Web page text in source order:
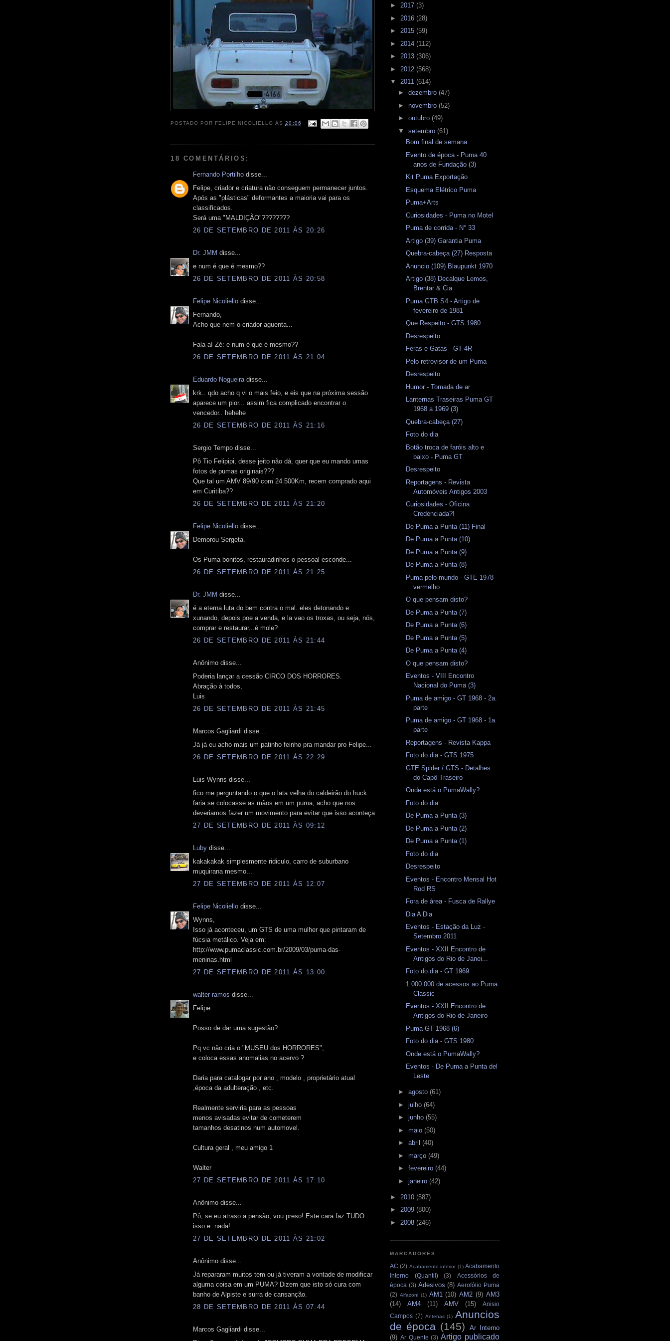
POSTADO POR FELIPE NICOLIELLO ÀS20:06
18 COMENTÁRIOS:
Fernando Portilho disse...
Felipe, criador e criatura não conseguem permanecer juntos.
Após as "plásticas" deformantes a maioria vai para os
classificados.
Será uma "MALDIÇÃO"????????
26 DE SETEMBRO DE 2011 ÀS 20:26
Dr. JMM disse...
e num é que é mesmo??
26 DE SETEMBRO DE 2011 ÀS 20:58
Felipe Nicoliello disse...
Fernando,
Acho que nem o criador aguenta...
Fala aí Zé: e num é que é mesmo??
26 DE SETEMBRO DE 2011 ÀS 21:04
Eduardo Nogueiradisse...
krk.. qdo acho q vi o mais feio, e eis que na próxima sessão
aparece um pior... assim fica complicado encontrar o
vencedor.. hehehe
26 DE SETEMBRO DE 2011 ÀS 21:16
Sergio Tempo disse...
Pô Tio Felipipi, desse jeito não dá, quer que eu mando umas
fotos de pumas originais???
Que tal um AMV 89/90 com 24.500Km, recem comprado aqui
em Curitiba??
26 DE SETEMBRO DE 2011 ÀS 21:20
Felipe Nicoliello disse...
Demorou Sergeta.
Os Puma bonitos, restauradinhos o pessoal esconde...
26 DE SETEMBRO DE 2011 ÀS 21:25
Dr. JMM disse...
é a eterna luta do bem contra o mal. eles detonando e
xunando, depois poe a venda, e la vao os troxas, ou seja, nós,
comprar e restaurar...é mole?
26 DE SETEMBRO DE 2011 ÀS 21:44
Anônimo disse...
Poderia lançar a cessão CIRCO DOS HORRORES.
Abração à todos,
Luis
26 DE SETEMBRO DE 2011 ÀS 21:45
Marcos Gagliardi disse...
Já já eu acho mais um patinho feinho pra mandar pro Felipe...
26 DE SETEMBRO DE 2011 ÀS 22:29
Luis Wynns disse...
fico me perguntando o que o lata velha do caldeirão do huck
faria se colocasse as mãos em um puma, acho que nos
deveriamos fazer um movimento para evitar que isso aconteça
27 DE SETEMBRO DE 2011 ÀS 09:12
Luby disse...
kakakakak simplesmente ridiculo, carro de suburbano
muquirana mesmo...
27 DE SETEMBRO DE 2011 ÀS 12:07
Felipe Nicoliello disse...
Wynns,
Isso já aconteceu, um GTS de uma mulher que pintaram de
fúcsia metálico. Veja em:
http://www.pumaclassic.com.br/2009/03/puma-das-
meninas.html
27 DE SETEMBRO DE 2011 ÀS 13:00
walter ramos disse...
Felipe :
Posso de dar uma sugestão?
Pq vc não cria o "MUSEU dos HORRORES",
e coloca essas anomalias no acervo ?
Daria para catalogar por ano , modelo , proprietário atual
,época da adulteração , etc.
Realmente serviria para as pessoas
menos avisadas evitar de cometerem
tamanhos desatinos num automovel.
Cultura geral , meu amigo 1
Walter
27 DE SETEMBRO DE 2011 ÀS 17:10
Anônimo disse...
Pô, se eu atraso a pensão, vou preso! Este cara faz TUDO
isso e..nada!
27 DE SETEMBRO DE 2011 ÀS 21:02
Anônimo disse...
Já repararam muitos tem ou já tiveram a vontade de modificar
alguma coisa em um PUMA? Dizem que isto só cura com
banho de Alpiste e surra de cansanção.
28 DE SETEMBRO DE 2011 ÀS 07:44
Marcos Gagliardi disse...
► 2017 (3)
► 2016 (28)
► 2015 (59)
► 2014 (112)
► 2013 (306)
► 2012 (568)
▼ 2011 (614)
► dezembro (47)
► novembro (52)
► outubro (49)
▼ setembro (61)
Bom final de semana
Evento de época - Puma 40
anos de Fundação (3)
Kit Puma Exportação
Esquema Elétrico Puma
Puma+Arts
Curiosidades - Puma no Motel
Puma de corrida - N° 33
Artigo (39) Garantia Puma
Quebra-cabeça (27) Resposta
Anuncio (109) Blaupunkt 1970
Artigo (38) Decalque Lemos,
Brentar & Cia
Puma GTB S4 - Artigo de
fevereiro de 1981
Que Respeito - GTS 1980
Desrespeito
Feras e Gatas - GT 4R
Pelo retrovisor de um Puma
Desrespeito
Humor - Tomada de ar
Lanternas Traseiras Puma GT
1968 a 1969 (3)
Quebra-cabeça (27)
Foto do dia
Botão troca de faróis alto e
baixo - Puma GT
Desrespeito
Reportagens - Revista
Automóveis Antigos 2003
Curiosidades - Oficina
Credenciada?!
De Puma a Punta (11) Final
De Puma a Punta (10)
De Puma a Punta (9)
De Puma a Punta (8)
Puma pelo mundo - GTE 1978
vermelho
O que pensam disto?
De Puma a Punta (7)
De Puma a Punta (6)
De Puma a Punta (5)
De Puma a Punta (4)
O que pensam disto?
Eventos - VIII Encontro
Nacional do Puma (3)
Puma de amigo - GT 1968 - 2a.
parte
Puma de amigo - GT 1968 - 1a.
parte
Reportagens - Revista Kappa
Foto do dia - GTS 1975
GTE Spider / GTS - Detalhes
do Capô Traseiro
Onde está o PumaWally?
Foto do dia
De Puma a Punta (3)
De Puma a Punta (2)
De Puma a Punta (1)
Foto do dia
Desrespeito
Eventos - Encontro Mensal Hot
Rod RS
Fora de área - Fusca de Rallye
Dia A Dia
Eventos - Estação da Luz -
Setembro 2011
Eventos - XXII Encontro de
Antigos do Rio de Janei...
Foto do dia - GT 1969
1.000.000 de acessos ao Puma
Classic
Eventos - XXII Encontro de
Antigos do Rio de Janeiro
Puma GT 1968 (6)
Foto do dia - GTS 1980
Onde está o PumaWally?
Eventos - De Puma a Punta del
Leste
► agosto (61)
► julho (64)
► junho (55)
► maio (50)
► abril (40)
► março (49)
► fevereiro (44)
► janeiro (42)
► 2010 (587)
► 2009 (800)
► 2008 (246)
MARCADORES
AC (2) Acabamento inferior (1) Acabamento
Interno (Quantil)
(3)
Acessórios de
época (3) Adesivos (8) Aerofólio Puma
(2) Alfazoni (1) AM1 (10) AM2 (9) AM3
(14)
AM4 (11) AMV (15)
Anisio
Campos (7) Antenas (1) Anuncios
de época (145)
Ar Interno
(9) Ar Quente (3) Artigo publicado